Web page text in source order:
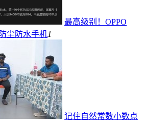
最高级别！OPPO
尘防水手机1
记住自然常数小数点